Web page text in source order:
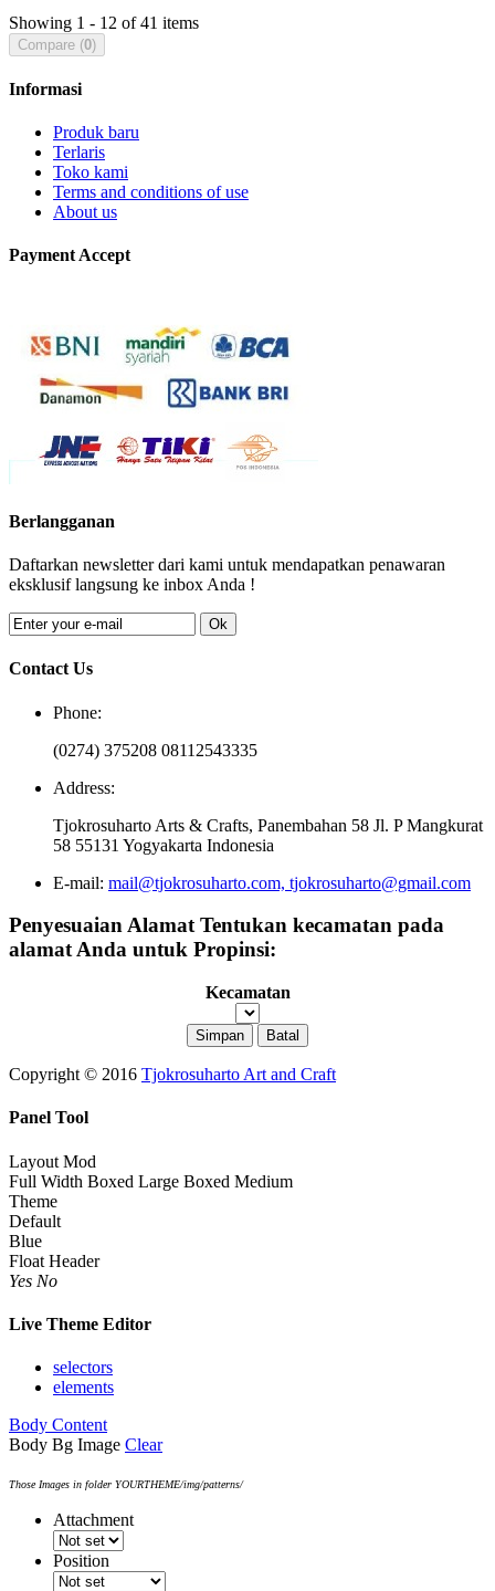
Showing 1 - 12 of 41 items
Compare (0)
Informasi
Produk baru
Terlaris
Toko kami
Terms and conditions of use
About us
Payment Accept
Berlangganan
Daftarkan newsletter dari kami untuk mendapatkan penawaran
eksklusif langsung ke inbox Anda !
Ok
Contact Us
Phone:
(0274) 375208 08112543335
Address:
Tjokrosuharto Arts & Crafts, Panembahan 58 Jl. P Mangkurat
58 55131 Yogyakarta Indonesia
E-mail: mail@tjokrosuharto.com, tjokrosuharto@gmail.com
Penyesuaian AlamatTentukan kecamatan pada
alamat Anda untuk Propinsi:
Kecamatan
Copyright © 2016 Tjokrosuharto Art and Craft
Panel Tool
Layout Mod
Full Width Boxed Large Boxed Medium
Theme
Default
Blue
Float Header
Yes No
Live Theme Editor
selectors
elements
Body Content
Body Bg Image Clear
Those Images in folder YOURTHEME/img/patterns/
Attachment
Position